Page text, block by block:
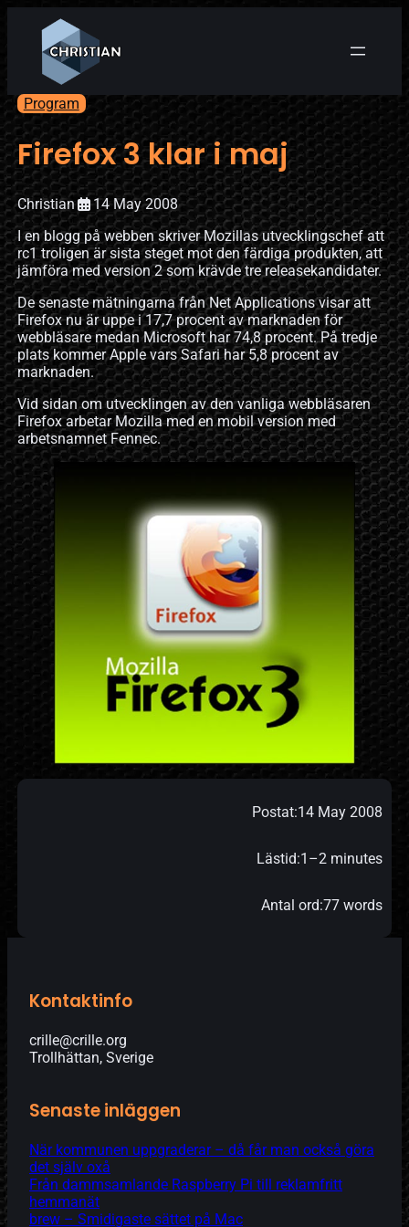
Program
Firefox 3 klar i maj
Christian
14 May 2008
I en blogg på webben skriver Mozillas utvecklingschef att
rc1 troligen är sista steget mot den färdiga produkten, att
jämföra med version 2 som krävde tre releasekandidater.
De senaste mätningarna från Net Applications visar att
Firefox nu är uppe i 17,7 procent av marknaden för
webbläsare medan Microsoft har 74,8 procent. På tredje
plats kommer Apple vars Safari har 5,8 procent av
marknaden.
Vid sidan om utvecklingen av den vanliga webbläsaren
Firefox arbetar Mozilla med en mobil version med
arbetsnamnet Fennec.
Postat:14 May 2008
Lästid:1–2 minutes
Antal ord:77 words
Kontaktinfo
crille@crille.org
Trollhättan, Sverige
Senaste inläggen
När kommunen uppgraderar – då får man också göra
det själv oxå
Från dammsamlande Raspberry Pi till reklamfritt
hemmanät
brew – Smidigaste sättet på Mac